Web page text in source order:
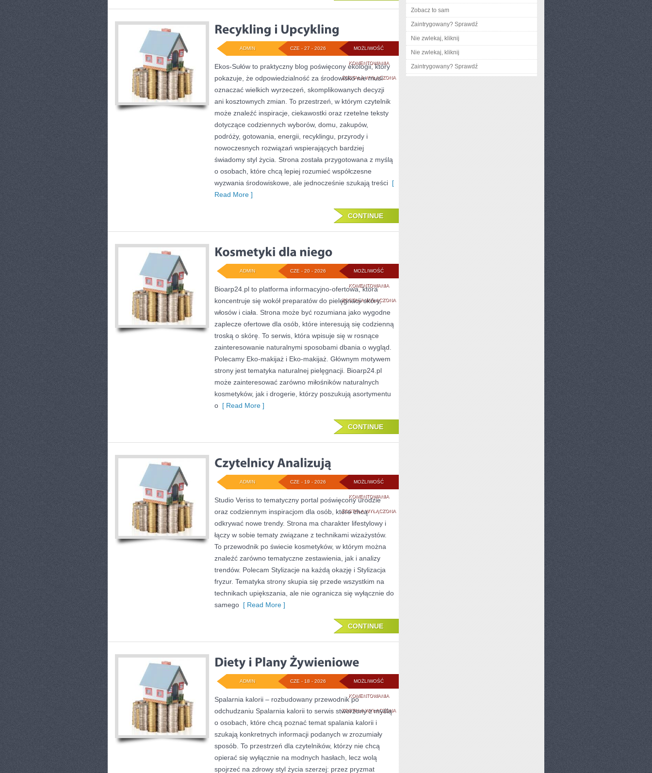
MOŻLIWOŚĆ
KOMENTOWANIARECYKLING
I
UPCYKLING
ZOSTAŁA WYŁĄCZONA
CZE - 27 - 2026
ADMIN
Ekos-Sułów to praktyczny blog poświęcony ekologii, który
pokazuje, że odpowiedzialność za środowisko nie musi
oznaczać wielkich wyrzeczeń, skomplikowanych decyzji
ani kosztownych zmian. To przestrzeń, w którym czytelnik
może znaleźć inspiracje, ciekawostki oraz rzetelne teksty
dotyczące codziennych wyborów, domu, zakupów,
podróży, gotowania, energii, recyklingu, przyrody i
nowoczesnych rozwiązań wspierających bardziej
świadomy styl życia. Strona została przygotowana z myślą
o osobach, które chcą lepiej rozumieć współczesne
wyzwania środowiskowe, ale jednocześnie szukają treści [
Read More ]
CONTINUE
MOŻLIWOŚĆ
KOMENTOWANIAKOSMETYKI
DLA
NIEGO
ZOSTAŁA WYŁĄCZONA
CZE - 20 - 2026
ADMIN
Bioarp24.pl to platforma informacyjno-ofertowa, która
koncentruje się wokół preparatów do pielęgnacji skóry,
włosów i ciała. Strona może być rozumiana jako wygodne
zaplecze ofertowe dla osób, które interesują się codzienną
troską o skórę. To serwis, która wpisuje się w rosnące
zainteresowanie naturalnymi sposobami dbania o wygląd.
Polecamy Eko-makijaż i Eko-makijaż. Głównym motywem
strony jest tematyka naturalnej pielęgnacji. Bioarp24.pl
może zainteresować zarówno miłośników naturalnych
kosmetyków, jak i drogerie, którzy poszukują asortymentu
o [ Read More ]
CONTINUE
MOŻLIWOŚĆ
KOMENTOWANIACZYTELNICY
ANALIZUJĄ
ZOSTAŁA WYŁĄCZONA
CZE - 19 - 2026
ADMIN
Studio Veriss to tematyczny portal poświęcony urodzie
oraz codziennym inspiracjom dla osób, które chcą
odkrywać nowe trendy. Strona ma charakter lifestylowy i
łączy w sobie tematy związane z technikami wizażystów.
To przewodnik po świecie kosmetyków, w którym można
znaleźć zarówno tematyczne zestawienia, jak i analizy
trendów. Polecam Stylizacje na każdą okazję i Stylizacja
fryzur. Tematyka strony skupia się przede wszystkim na
technikach upiększania, ale nie ogranicza się wyłącznie do
samego [ Read More ]
CONTINUE
MOŻLIWOŚĆ
KOMENTOWANIADIETY
I
PLANY
ŻYWIENIOWE
ZOSTAŁA WYŁĄCZONA
CZE - 18 - 2026
ADMIN
Spalarnia kalorii – rozbudowany przewodnik po
odchudzaniu Spalarnia kalorii to serwis stworzony z myślą
o osobach, które chcą poznać temat spalania kalorii i
szukają konkretnych informacji podanych w zrozumiały
sposób. To przestrzeń dla czytelników, którzy nie chcą
opierać się wyłącznie na modnych hasłach, lecz wolą
spojrzeć na zdrowy styl życia szerzej: przez pryzmat
Zobacz to sam
Zaintrygowany? Sprawdź
Nie zwlekaj, kliknij
Nie zwlekaj, kliknij
Zaintrygowany? Sprawdź